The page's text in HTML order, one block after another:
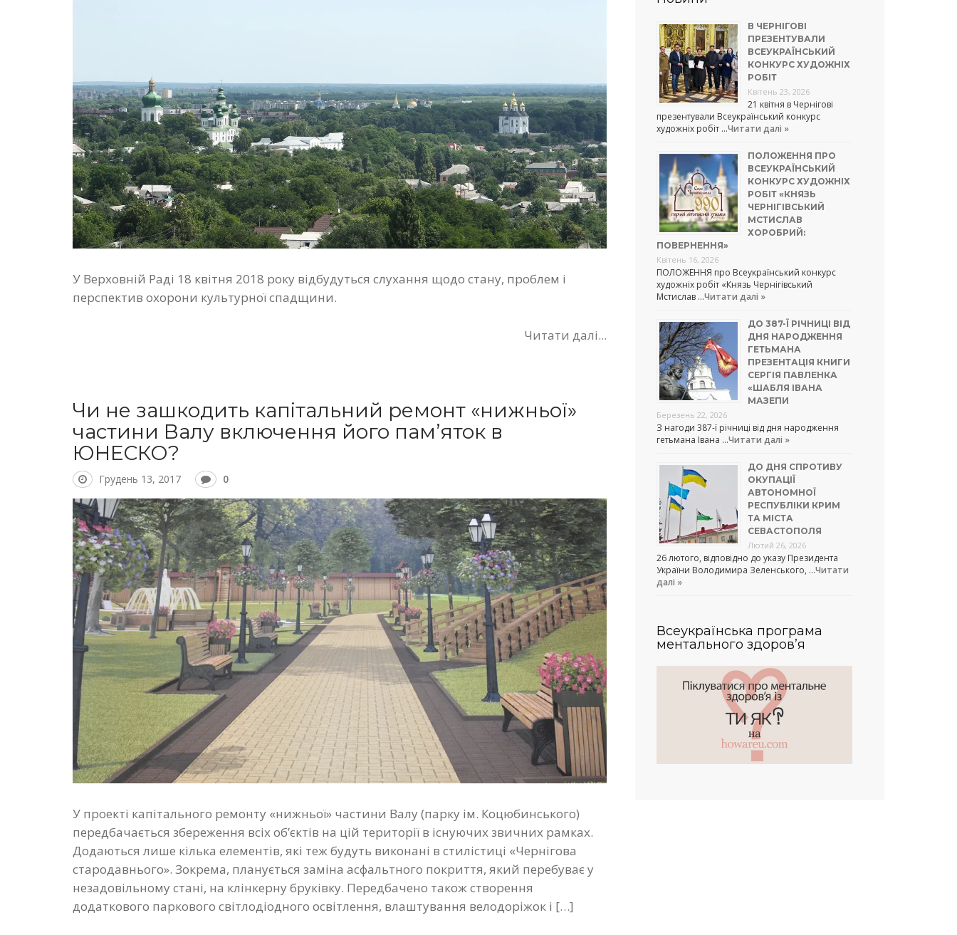
У Верховній Раді 18 квітня 2018 року відбудуться слухання щодо стану, проблем і
перспектив охорони культурної спадщини.
Читати далі...
Чи не зашкодить капітальний ремонт «нижньої»
частини Валу включення його пам’яток в
ЮНЕСКО?
Грудень 13, 2017 0
У проекті капітального ремонту «нижньої» частини Валу (парку ім. Коцюбинського)
передбачається збереження всіх об’єктів на цій території в існуючих звичних рамках.
Додаються лише кілька елементів, які теж будуть виконані в стилістиці «Чернігова
стародавнього». Зокрема, планується заміна асфальтного покриття, який перебуває у
незадовільному стані, на клінкерну бруківку. Передбачено також створення
додаткового паркового світлодіодного освітлення, влаштування велодоріжок і […]
В ЧЕРНІГОВІ
ПРЕЗЕНТУВАЛИ
ВСЕУКРАЇНСЬКИЙ
КОНКУРС ХУДОЖНІХ
РОБІТ
Квітень 23, 2026
21 квітня в Чернігові
презентували Всеукраїнський конкурс
художніх робіт …Читати далі »
ПОЛОЖЕННЯ ПРО
ВСЕУКРАЇНСЬКИЙ
КОНКУРС ХУДОЖНІХ
РОБІТ «КНЯЗЬ
ЧЕРНІГІВСЬКИЙ
МСТИСЛАВ
ХОРОБРИЙ:
ПОВЕРНЕННЯ»
Квітень 16, 2026
ПОЛОЖЕННЯ про Всеукраїнський конкурс
художніх робіт «Князь Чернігівський
Мстислав …Читати далі »
ДО 387-Ї РІЧНИЦІ ВІД
ДНЯ НАРОДЖЕННЯ
ГЕТЬМАНА
ПРЕЗЕНТАЦІЯ КНИГИ
СЕРГІЯ ПАВЛЕНКА
«ШАБЛЯ ІВАНА
МАЗЕПИ
Березень 22, 2026
З нагоди 387-ї річниці від дня народження
гетьмана Івана …Читати далі »
ДО ДНЯ СПРОТИВУ
ОКУПАЦІЇ
АВТОНОМНОЇ
РЕСПУБЛІКИ КРИМ
ТА МІСТА
СЕВАСТОПОЛЯ
Лютий 26, 2026
26 лютого, відповідно до указу Президента
України Володимира Зеленського, …Читати
далі »
Всеукраїнська програма
ментального здоров’я